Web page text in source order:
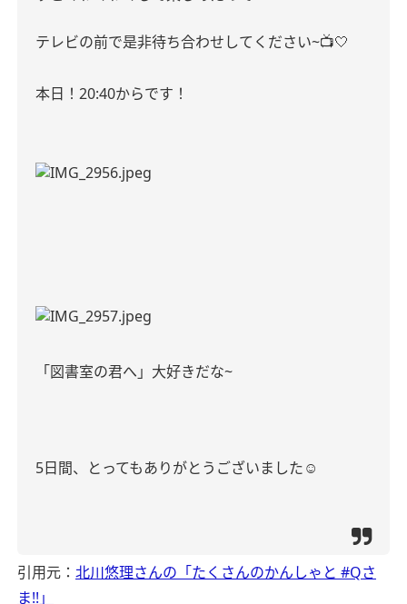
テレビの前で是非待ち合わせしてください~📺🤍
本日！20:40からです！
「図書室の君へ」大好きだな~
5日間、とってもありがとうございました ☺︎
引用元： 北川悠理さんの「たくさんのかんしゃと #Qさ
ま!!」